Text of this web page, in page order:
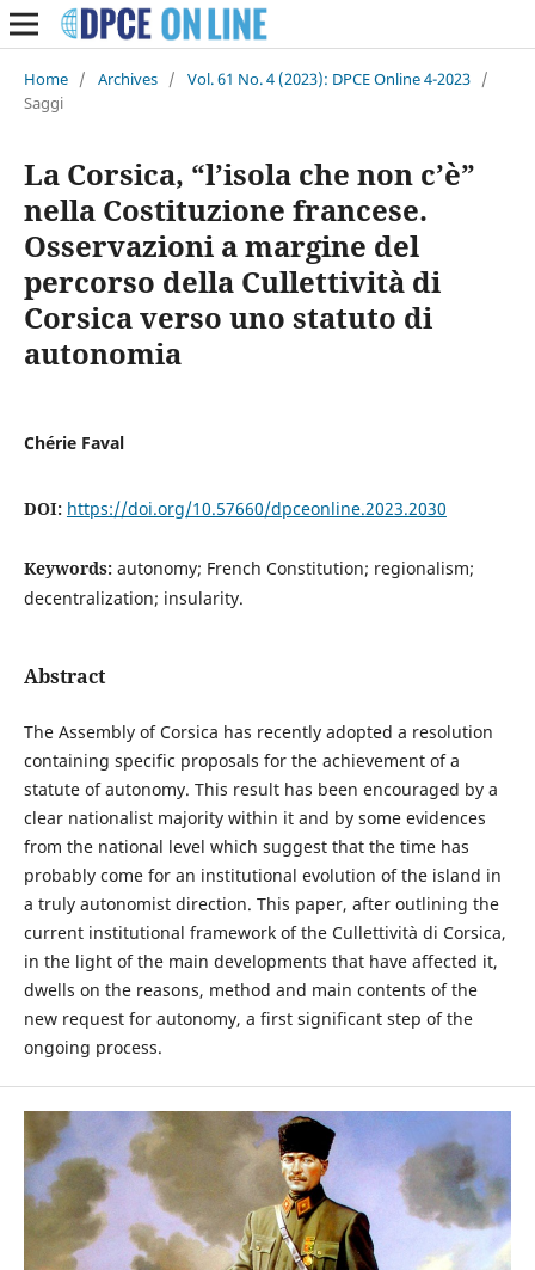
Home / Archives / Vol. 61 No. 4 (2023): DPCE Online 4-2023 /
Saggi
La Corsica, “l’isola che non c’è”
nella Costituzione francese.
Osservazioni a margine del
percorso della Cullettività di
Corsica verso uno statuto di
autonomia
Chérie Faval
DOI: https://doi.org/10.57660/dpceonline.2023.2030
Keywords: autonomy; French Constitution; regionalism;
decentralization; insularity.
Abstract
The Assembly of Corsica has recently adopted a resolution
containing specific proposals for the achievement of a
statute of autonomy. This result has been encouraged by a
clear nationalist majority within it and by some evidences
from the national level which suggest that the time has
probably come for an institutional evolution of the island in
a truly autonomist direction. This paper, after outlining the
current institutional framework of the Cullettività di Corsica,
in the light of the main developments that have affected it,
dwells on the reasons, method and main contents of the
new request for autonomy, a first significant step of the
ongoing process.